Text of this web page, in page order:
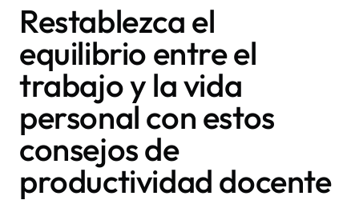
Restablezca el
equilibrio entre el
trabajo y la vida
personal con estos
consejos de
productividad docente